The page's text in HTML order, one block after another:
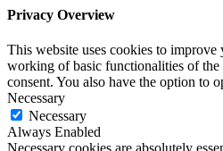
Privacy Overview
This website uses cookies to improve
working of basic functionalities of the
consent. You also have the option to
Necessary
Necessary
Always Enabled
Necessary cookies are absolutely